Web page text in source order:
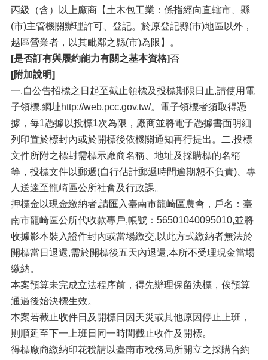
丙級（含）以上廠商【土木包工業：係指經向直轄市、縣
(市)主管機關辦理許可、登記。於原登記縣(市)地區以外，
越區營業者，以其毗鄰之縣(市)為限】。
[是否訂有與履約能力有關之基本資格]否
[附加說明]
一.自公告招標之日起至截止領標及投標期限日止,請使用電
子領標,網址http://web.pcc.gov.tw/。電子領標者須取得憑
據，每1憑據以投標1次為限，廠商並將電子憑據書面明細
列印置於標封內或於開標後依機關通知再行提出。二.投標
文件所附之標封需標示廠商名稱、地址及採購標的名稱
等，投標文件以郵遞(自行估計郵遞時間逾期恕不負責)、專
人送達至龍崎區公所社會及行政課。
押標金以現金繳納者,請匯入臺南市龍崎區農會，戶名：臺
南市龍崎區公所代收款專戶,帳號：56501040095010,並將
收據影本裝入證件封內或當場繳交,以此方式繳納者無法於
開標當日退還,需於開標後五天內退還,本所不受理現金當場
繳納。
本案預算未完成立法程序前，得先辦理保留決標，俟預算
通過後始決標生效。
本案若截止收件日及開標日因天災或其他原因停止上班，
則順延至下一上班日同一時間截止收件及開標。
得標廠商繳納印花稅請以臺南市稅務局所開立之採購合約